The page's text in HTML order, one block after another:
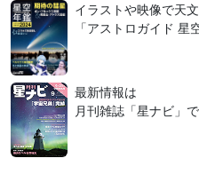
イラストや映像で天
「アストロガイド 星
最新情報は
月刊雑誌「星ナビ」